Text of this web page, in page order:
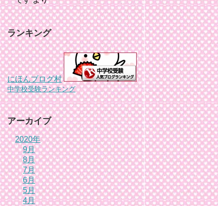
ランキング
にほんブログ村
中学校受験ランキング
アーカイブ
2020年
9月
8月
7月
6月
5月
4月